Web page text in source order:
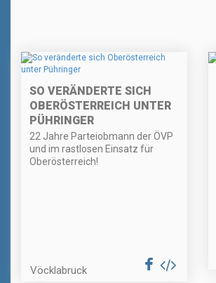
SO VERÄNDERTE SICH
OBERÖSTERREICH UNTER
PÜHRINGER
22 Jahre Parteiobmann der ÖVP
und im rastlosen Einsatz für
Oberösterreich!
Vöcklabruck